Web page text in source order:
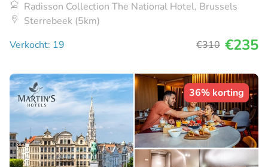
Radisson Collection The National Hotel, Brussels
Sterrebeek (5km)
Verkocht: 19
€310 €235
36% korting